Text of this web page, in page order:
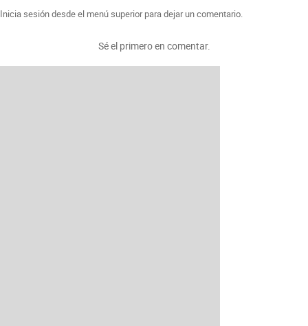
Inicia sesión desde el menú superior para dejar un comentario.
Sé el primero en comentar.